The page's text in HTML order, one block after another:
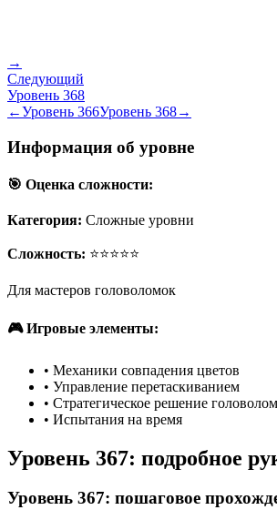
→
Следующий
Уровень 368
←Уровень 366Уровень 368→
Информация об уровне
🎯 Оценка сложности:
Категория: Сложные уровни
Сложность: ⭐⭐⭐⭐⭐
Для мастеров головоломок
🎮 Игровые элементы:
• Механики совпадения цветов
• Управление перетаскиванием
• Стратегическое решение
• Испытания на время
Уровень 367: подробное
Уровень 367: пошаговое